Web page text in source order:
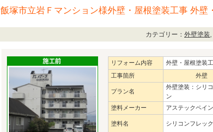
飯塚市立岩Ｆマンション様外壁・屋根塗装工事 外壁
カテゴリー： 外壁塗装
リフォーム内容
外壁・屋根塗装
工事箇所
外壁
プラン名
外壁塗装：シリ
ン
塗料メーカー
アステックペイ
塗料名 シリコンフレッ